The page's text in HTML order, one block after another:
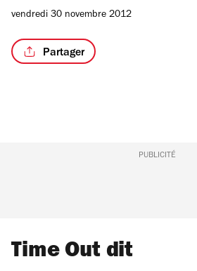
vendredi 30 novembre 2012
Partager
PUBLICITÉ
Time Out dit